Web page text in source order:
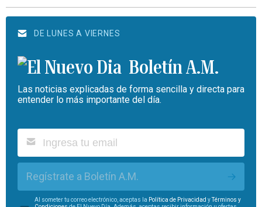
DE LUNES A VIERNES
Boletín A.M.
Las noticias explicadas de forma sencilla y directa para
entender lo más importante del día.
Regístrate a Boletín A.M.
Al someter tu correo electrónico, aceptas la Política de Privacidad yTérminos y